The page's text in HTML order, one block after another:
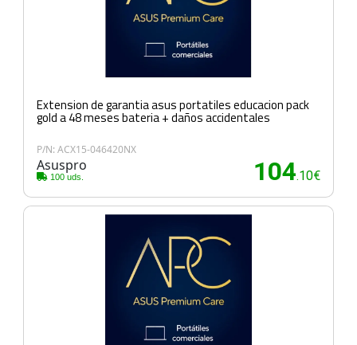
Extension de garantia asus portatiles educacion pack
gold a 48 meses bateria + daños accidentales
P/N: ACX15-046420NX
Asuspro
100 uds. 104.10€